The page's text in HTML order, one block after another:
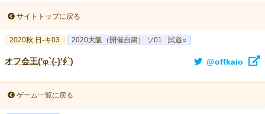
サイトトップに戻る
2020秋 日-キ03 2020大阪（開催自粛） ソ01 試遊○
オフ会王('φ`{-}'∮`) @offkaio
ゲーム一覧に戻る